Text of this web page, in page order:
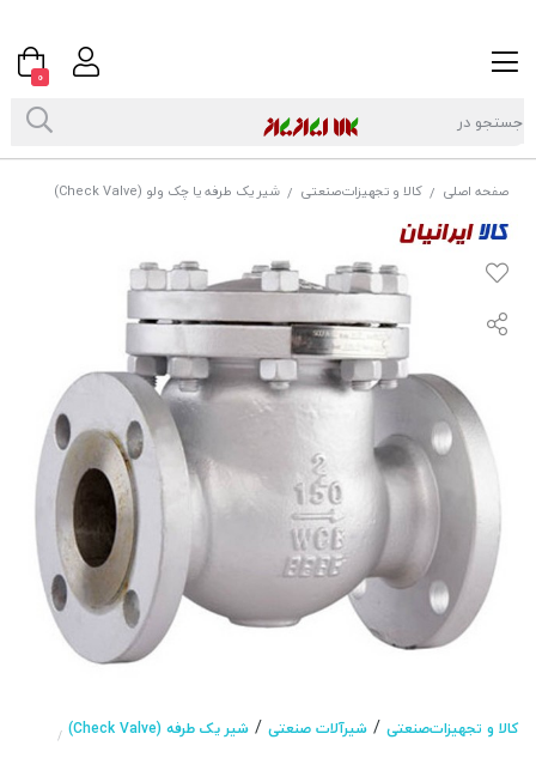
صفحه اصلی / کالا و تجهیزات‌صنعتی / شیر یک طرفه یا چک ولو (Check Valve)
کالا و تجهیزات‌صنعتی / شیرآلات صنعتی / شیر یک طرفه (Check Valve) /
0